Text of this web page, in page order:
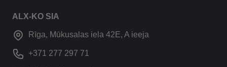
ALX-KO SIA
Rīga, Mūkusalas iela 42E, A ieeja
+371 277 297 71